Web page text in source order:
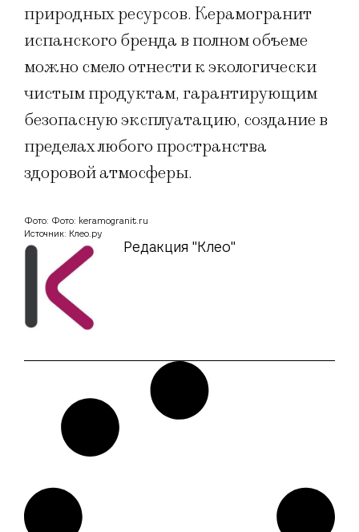
природных ресурсов. Керамогранит
испанского бренда в полном объеме
можно смело отнести к экологически
чистым продуктам, гарантирующим
безопасную эксплуатацию, создание в
пределах любого пространства
здоровой атмосферы.
Редакция "Клео"
Фото: Фото: keramogranit.ru
Источник: Клео.ру